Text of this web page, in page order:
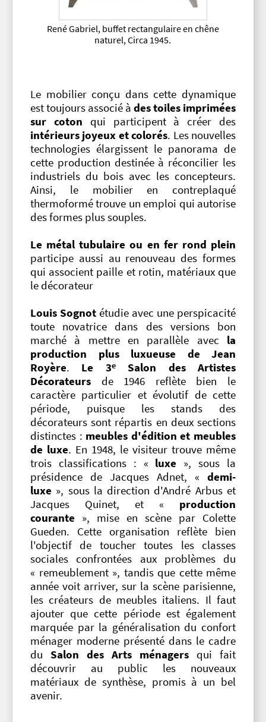
René Gabriel, buffet rectangulaire en chêne
naturel, Circa 1945.
Le mobilier conçu dans cette dynamique
est toujours associé à des toiles imprimées
sur coton qui participent à créer des
intérieurs joyeux et colorés. Les nouvelles
technologies élargissent le panorama de
cette production destinée à réconcilier les
industriels du bois avec les concepteurs.
Ainsi, le mobilier en contreplaqué
thermoformé trouve un emploi qui autorise
des formes plus souples.
Le métal tubulaire ou en fer rond plein
participe aussi au renouveau des formes
qui associent paille et rotin, matériaux que
le décorateur
Louis Sognot étudie avec une perspicacité
toute novatrice dans des versions bon
marché à mettre en parallèle avec la
production plus luxueuse de Jean
Royère. Le 3eSalon des Artistes
Décorateurs de 1946 reflète bien le
caractère particulier et évolutif de cette
période, puisque les stands des
décorateurs sont répartis en deux sections
distinctes : meubles d'édition et meubles
de luxe. En 1948, le visiteur trouve même
trois classifications : « luxe », sous la
présidence de Jacques Adnet, « demi-
luxe », sous la direction d'André Arbus et
Jacques Quinet, et « production
courante », mise en scène par Colette
Gueden. Cette organisation reflète bien
l'objectif de toucher toutes les classes
sociales confrontées aux problèmes du
« remeublement », tandis que cette même
année voit arriver, sur la scène parisienne,
les créateurs de meubles italiens. Il faut
ajouter que cette période est également
marquée par la généralisation du confort
ménager moderne présenté dans le cadre
du Salon des Arts ménagers qui fait
découvrir au public les nouveaux
matériaux de synthèse, promis à un bel
avenir.